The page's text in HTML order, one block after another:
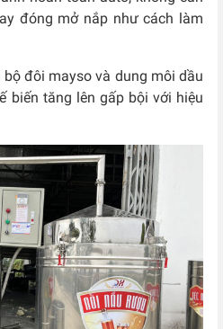
đóng mở nắp như cách làm
đôi mayso và dung môi dầu
biến tăng lên gấp bội với hiệu